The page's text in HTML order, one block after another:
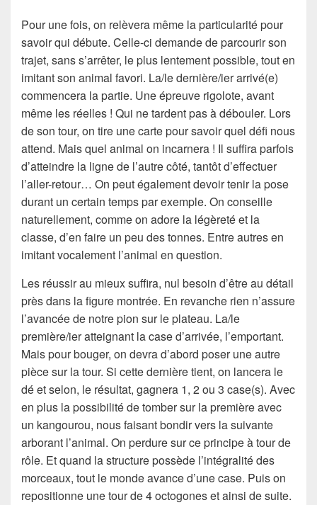
Pour une fois, on relèvera même la particularité pour
savoir qui débute. Celle-ci demande de parcourir son
trajet, sans s’arrêter, le plus lentement possible, tout en
imitant son animal favori. La/le dernière/ier arrivé(e)
commencera la partie. Une épreuve rigolote, avant
même les réelles ! Qui ne tardent pas à débouler. Lors
de son tour, on tire une carte pour savoir quel défi nous
attend. Mais quel animal on incarnera ! Il suffira parfois
d’atteindre la ligne de l’autre côté, tantôt d’effectuer
l’aller-retour… On peut également devoir tenir la pose
durant un certain temps par exemple. On conseille
naturellement, comme on adore la légèreté et la
classe, d’en faire un peu des tonnes. Entre autres en
imitant vocalement l’animal en question.
Les réussir au mieux suffira, nul besoin d’être au détail
près dans la figure montrée. En revanche rien n’assure
l’avancée de notre pion sur le plateau. La/le
première/ier atteignant la case d’arrivée, l’emportant.
Mais pour bouger, on devra d’abord poser une autre
pièce sur la tour. Si cette dernière tient, on lancera le
dé et selon, le résultat, gagnera 1, 2 ou 3 case(s). Avec
en plus la possibilité de tomber sur la première avec
un kangourou, nous faisant bondir vers la suivante
arborant l’animal. On perdure sur ce principe à tour de
rôle. Et quand la structure possède l’intégralité des
morceaux, tout le monde avance d’une case. Puis on
repositionne une tour de 4 octogones et ainsi de suite.